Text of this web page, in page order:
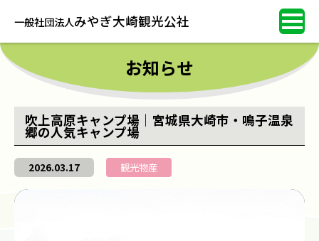
一般社団法人みやぎ大崎観光公社
お知らせ
吹上高原キャンプ場｜宮城県大崎市・鳴子温泉
郷の人気キャンプ場
2026.03.17 観光物産